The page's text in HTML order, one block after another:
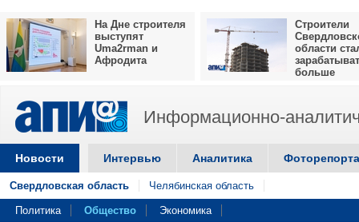
На Дне строителя
выступят
Uma2rman и
Афродита
Строители
области
больше
Информационно-
Новости Интервью Аналитика
Свердловская область Челябинская область
Политика Общество Экономика